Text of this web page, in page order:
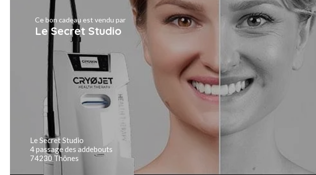
Ce bon cadeau est vendu par
Le Secret Studio
Le Secret Studio
4 passage des addebouts
74230 Thônes